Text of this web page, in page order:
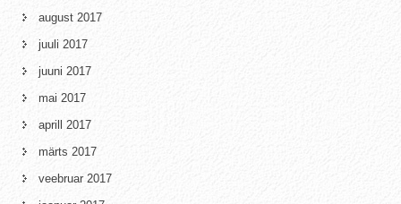
august 2017
juuli 2017
juuni 2017
mai 2017
aprill 2017
märts 2017
veebruar 2017